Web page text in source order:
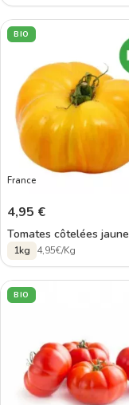
BIO
France
4,95 €
Tomates côtelées jaune
1kg 4,95€/Kg
BIO